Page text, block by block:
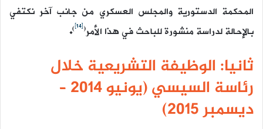
المحكمة الدستورية والمجلس العسكري من جانب آخر نكتفي
بالإحالة لدراسة منشورة للباحث في هذا الأمر(
[14]
)
.
ثانيا: الوظيفة التشريعية خلال
رئاسة السيسي (يونيو 2014 –
ديسمبر 2015)